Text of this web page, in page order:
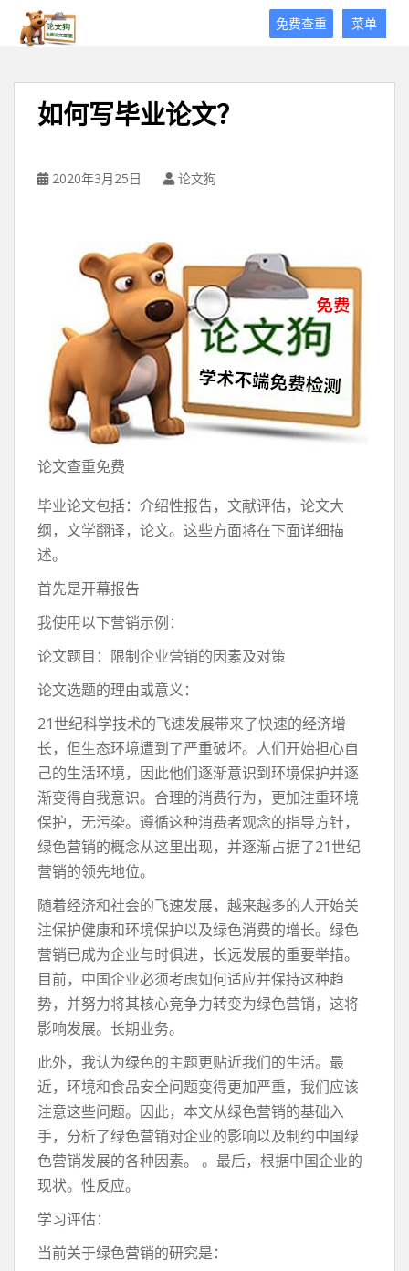
菜单
免费查重
如何写毕业论文？
2020年3月25日 论文狗
论文查重免费
毕业论文包括：介绍性报告，文献评估，论文大
纲，文学翻译，论文。这些方面将在下面详细描
述。
首先是开幕报告
我使用以下营销示例：
论文题目：限制企业营销的因素及对策
论文选题的理由或意义：
21世纪科学技术的飞速发展带来了快速的经济增
长，但生态环境遭到了严重破坏。人们开始担心自
己的生活环境，因此他们逐渐意识到环境保护并逐
渐变得自我意识。合理的消费行为，更加注重环境
保护，无污染。遵循这种消费者观念的指导方针，
绿色营销的概念从这里出现，并逐渐占据了21世纪
营销的领先地位。
随着经济和社会的飞速发展，越来越多的人开始关
注保护健康和环境保护以及绿色消费的增长。绿色
营销已成为企业与时俱进，长远发展的重要举措。
目前，中国企业必须考虑如何适应并保持这种趋
势，并努力将其核心竞争力转变为绿色营销，这将
影响发展。长期业务。
此外，我认为绿色的主题更贴近我们的生活。最
近，环境和食品安全问题变得更加严重，我们应该
注意这些问题。因此，本文从绿色营销的基础入
手，分析了绿色营销对企业的影响以及制约中国绿
色营销发展的各种因素。 。最后，根据中国企业的
现状。性反应。
学习评估：
当前关于绿色营销的研究是：